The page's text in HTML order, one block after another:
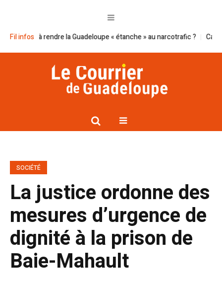
Fil infos
il à rendre la Guadeloupe « étanche » au narcotrafic ? Cap
SOCIÉTÉ
La justice ordonne des
mesures d’urgence de
dignité à la prison de
Baie-Mahault